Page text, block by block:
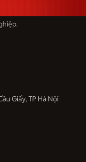
Giấy, TP Hà Nội